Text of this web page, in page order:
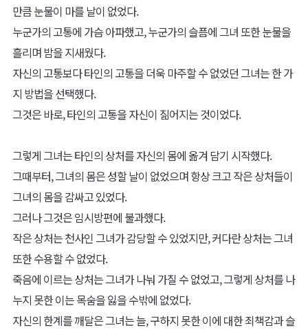
만큼 눈물이 마를 날이 없었다.
누군가의 고통에 가슴 아파했고, 누군가의 슬픔에 그녀 또한 눈물을
흘리며 밤을 지새웠다.
자신의 고통보다 타인의 고통을 더욱 마주할 수 없었던 그녀는 한 가
지 방법을 선택했다.
그것은 바로, 타인의 고통을 자신이 짊어지는 것이었다.
그렇게 그녀는 타인의 상처를 자신의 몸에 옮겨 담기 시작했다.
그때부터, 그녀의 몸은 성할 날이 없었으며 항상 크고 작은 상처들이
그녀의 몸을 감싸고 있었다.
그러나 그것은 임시방편에 불과했다.
작은 상처는 천사인 그녀가 감당할 수 있었지만, 커다란 상처는 그녀
또한 수용할 수 없었다.
죽음에 이르는 상처는 그녀가 나눠 가질 수 없었고, 그렇게 상처를 나
누지 못한 이는 목숨을 잃을 수밖에 없었다.
자신의 한계를 깨달은 그녀는 늘, 구하지 못한 이에 대한 죄책감과 슬